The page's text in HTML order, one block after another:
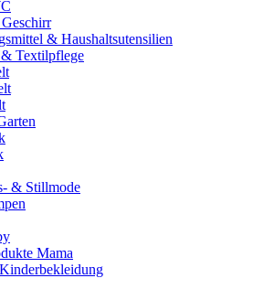
& Haushaltsutensilien
& Textilpflege
& Stillmode
Mama